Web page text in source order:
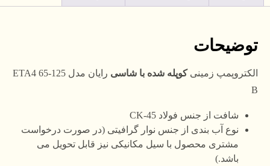
توضیحات
الکتروپمپ زمینیکوپله شده با شاسی
رایان مدل ETA4 65-125
B
شافت از جنس فولاد CK-45
نوع آب بندی از جنس نوار گرافیتی (در صورت درخواست
مشتری محصول با سیل مکانیکی نیز قابل تحویل می
باشد.)